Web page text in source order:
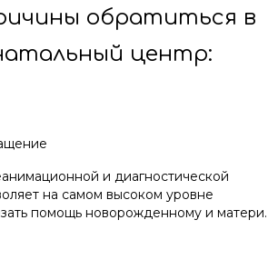
обратиться в
центр:
и диагностической
на самом высоком уровне
помощь новорожденному и матери.